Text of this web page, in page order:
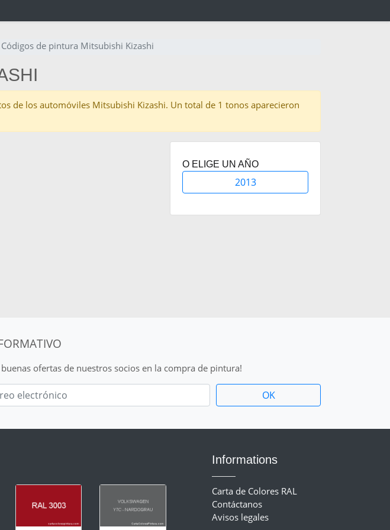
Códigos de pintura Mitsubishi Kizashi
de los automóviles Mitsubishi Kizashi. Un total de 1 tonos aparecieron
O ELIGE UN AÑO
2013
ofertas de nuestros socios en la compra de pintura!
Informations
Carta de Colores RAL
Contáctanos
Avisos legales